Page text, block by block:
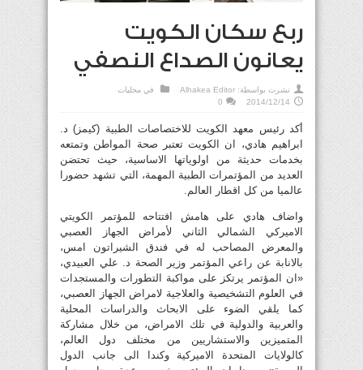
ربع سكان الكويت
يعانون الصداع النصفي
نشرت بواسطة: Alhakea Editor في محليات
2014/12/14
0
أكد رئيس معهد الكويت للاختصاصات الطبية (كيمز) د.
ابراهيم هادي، ان الكويت تعتبر صحة المواطن وتمتعه
بخدمات حديثة من اولوياتها اﻻساسية، حيث تحتضن
العديد من المؤتمرات الطبية المهمة، التي تشهد حضورا
عالميا من كل اقطار العالم.
واضاف هادي على هامش افتتاحه للمؤتمر الكويتي
الاميركي الشمالي الثاني لأمراض الجهاز العصبي
والمعرض المصاحب له في فندق الشيراتون امس،
بالانابة عن راعي المؤتمر وزير الصحة د. علي العبيدي،
«ان المؤتمر يرتكز على مواكبة التطورات والمستجدات
في العلوم التشخيصية والعلاجية لامراض الجهاز العصبي،
كما يلقي الضوء على اﻻبحاث والدراسات المحلية
والعربية والدولية في تلك اﻻمراض، من خلال مشاركة
المتميزين واﻻستشاريين من مختلف دول العالم،
كالوﻻيات المتحدة اﻻميركية وكندا الى جانب الدول